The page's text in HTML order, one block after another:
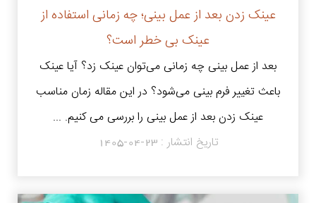
عینک زدن بعد از عمل بینی؛ چه زمانی استفاده از
عینک بی خطر است؟
بعد از عمل بینی چه زمانی می‌توان عینک زد؟ آیا عینک
باعث تغییر فرم بینی می‌شود؟ در این مقاله زمان مناسب
عینک زدن بعد از عمل بینی را بررسی می کنیم. ...
تاریخ انتشار :1405-04-23